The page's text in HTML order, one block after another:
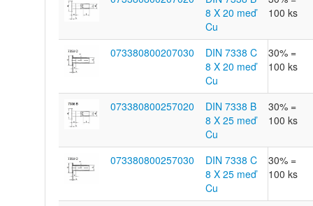
8 X 20 meď
Cu
100 ks
073380800207030
DIN 7338 C
8 X 20 meď
Cu
30% =
100 ks
073380800257020
DIN 7338 B
8 X 25 meď
Cu
30% =
100 ks
073380800257030
DIN 7338 C
8 X 25 meď
Cu
30% =
100 ks